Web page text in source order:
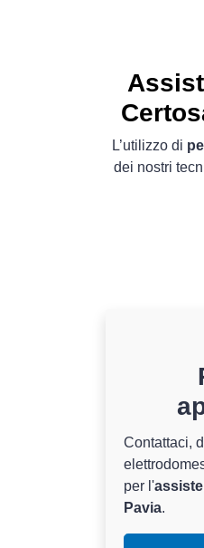
L’utilizzo di
dei nostri
Contattaci,
per l'
Pavia.